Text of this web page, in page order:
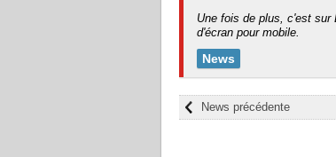
Une fois de plus, c'est sur
d'écran pour mobile.
News
News précédente